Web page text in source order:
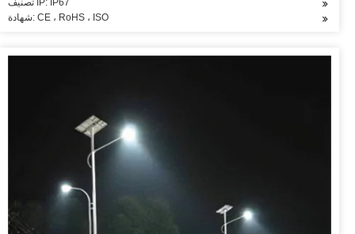
تصنيف IP: IP67
شهادة: CE ، RoHS ، ISO